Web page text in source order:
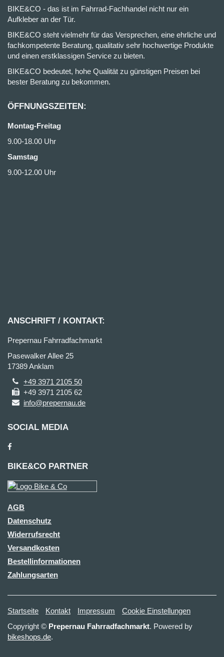
BIKE&CO - das ist im Fahrrad-Fachhandel nicht nur ein
Aufkleber an der Tür.
BIKE&CO steht vielmehr für das Versprechen, eine ehrliche und
fachkompetente Beratung, qualitativ sehr hochwertige Produkte
und einen erstklassigen Service zu bieten.
BIKE&CO bedeutet, hohe Qualität zu günstigen Preisen bei
bester Beratung zu bekommen.
ÖFFNUNGSZEITEN:
Montag-Freitag
9.00-18.00 Uhr
Samstag
9.00-12.00 Uhr
ANSCHRIFT / KONTAKT:
Prepernau Fahrradfachmarkt
Pasewalker Allee 25
17389 Anklam
+49 3971 2105 50
+49 3971 2105 62
info@prepernau.de
SOCIAL MEDIA
BIKE&CO PARTNER
AGB
Datenschutz
Widerrufsrecht
Versandkosten
Bestellinformationen
Zahlungsarten
Startseite Kontakt Impressum
Cookie Einstellungen
Copyright © Prepernau Fahrradfachmarkt. Powered by
bikeshops.de.